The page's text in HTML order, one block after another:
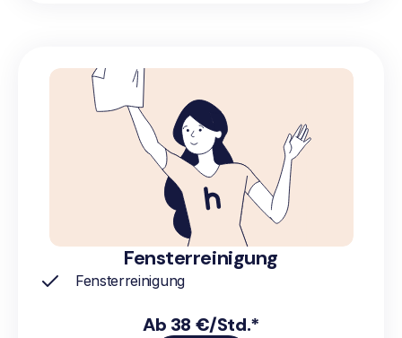
Fensterreinigung
Fensterreinigung
Ab 38 €/Std.*